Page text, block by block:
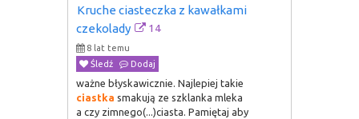
Kruche ciasteczka z kawałkami
czekolady
14
8 lat temu
Śledź
Dodaj
ważne błyskawicznie. Najlepiej takie
ciastka smakują ze szklanka mleka
a czy zimnego(...)ciasta. Pamiętaj aby